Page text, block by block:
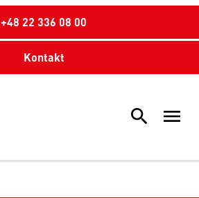
+48 22 336 08 00
Kontakt
search menu